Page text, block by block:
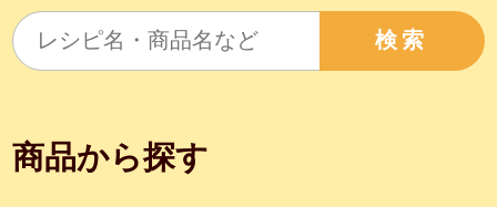
検索
商品から探す